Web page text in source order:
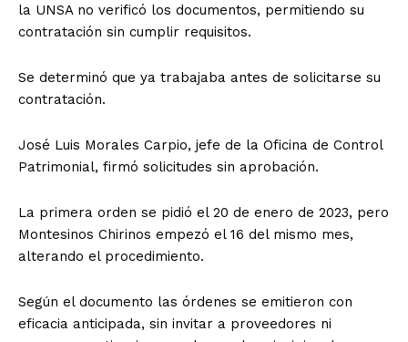
la UNSA no verificó los documentos, permitiendo su
contratación sin cumplir requisitos.
Se determinó que ya trabajaba antes de solicitarse su
contratación.
José Luis Morales Carpio, jefe de la Oficina de Control
Patrimonial, firmó solicitudes sin aprobación.
La primera orden se pidió el 20 de enero de 2023, pero
Montesinos Chirinos empezó el 16 del mismo mes,
alterando el procedimiento.
Según el documento las órdenes se emitieron con
eficacia anticipada, sin invitar a proveedores ni